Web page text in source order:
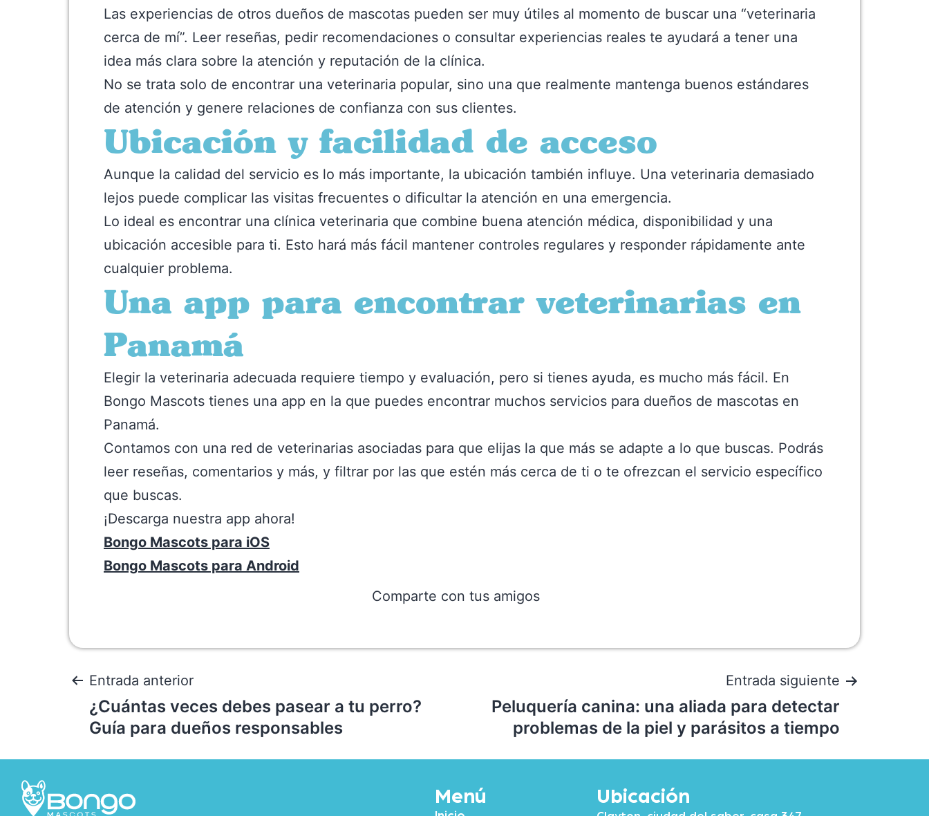
Las experiencias de otros dueños de mascotas pueden ser muy útiles al momento de buscar una “veterinaria
cerca de mí”. Leer reseñas, pedir recomendaciones o consultar experiencias reales te ayudará a tener una
idea más clara sobre la atención y reputación de la clínica.
No se trata solo de encontrar una veterinaria popular, sino una que realmente mantenga buenos estándares
de atención y genere relaciones de confianza con sus clientes.
Ubicación y facilidad de acceso
Aunque la calidad del servicio es lo más importante, la ubicación también influye. Una veterinaria demasiado
lejos puede complicar las visitas frecuentes o dificultar la atención en una emergencia.
Lo ideal es encontrar una clínica veterinaria que combine buena atención médica, disponibilidad y una
ubicación accesible para ti. Esto hará más fácil mantener controles regulares y responder rápidamente ante
cualquier problema.
Una app para encontrar veterinarias en
Panamá
Elegir la veterinaria adecuada requiere tiempo y evaluación, pero si tienes ayuda, es mucho más fácil. En
Bongo Mascots tienes una app en la que puedes encontrar muchos servicios para dueños de mascotas en
Panamá.
Contamos con una red de veterinarias asociadas para que elijas la que más se adapte a lo que buscas. Podrás
leer reseñas, comentarios y más, y filtrar por las que estén más cerca de ti o te ofrezcan el servicio específico
que buscas.
¡Descarga nuestra app ahora!
Bongo Mascots para iOS
Bongo Mascots para Android
Comparte con tus amigos
Entrada anterior
¿Cuántas veces debes pasear a tu perro?
Guía para dueños responsables
Entrada siguiente
Peluquería canina: una aliada para detectar
problemas de la piel y parásitos a tiempo
Menú Ubicación